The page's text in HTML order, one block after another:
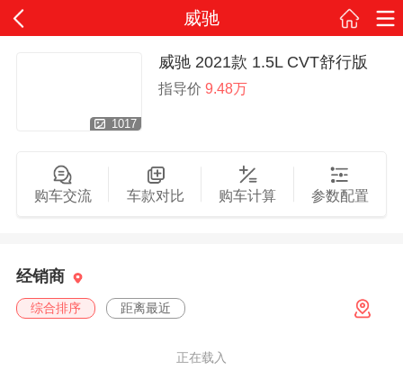
威驰
1017
威驰 2021款 1.5L CVT舒行版
指导价9.48万
购车交流 车款对比 购车计算 参数配置
经销商
综合排序 距离最近
正在载入